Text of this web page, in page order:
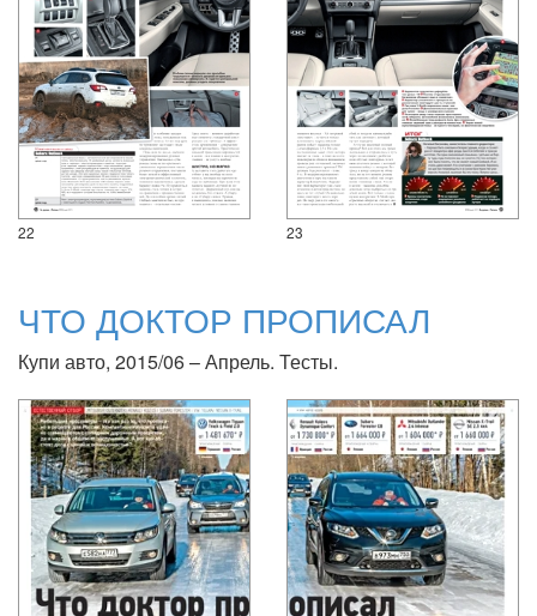
22 23
ЧТО ДОКТОР ПРОПИСАЛ
Купи авто, 2015/06 – Апрель. Тесты.